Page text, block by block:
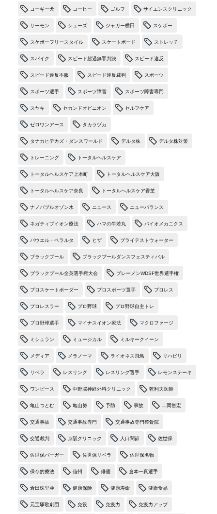
コーギー犬 コーヒー ゴルフ サイエンスクリニック
サーモン シューズ ジャガー横田 スケボー
スケボーフリースタイル スケートボード ストレッチ
スパイク スピード超過無罪判決 スピード違反
スピード違反不服 スピード違反裁判 スポーツ
スポーツ選手 スポーツ障害 スポーツ障害専門
スヤキ セカンドオピニオン セルフケア
ゼロワンアース タカラヅカ
タナカヒデカズ・ダンスワールド デルタ株 デルタ株対策
トレーニング トータルヘルスケア
トータルヘルスケア上本町 トータルヘルスケア大阪
トータルヘルスケア奈良 トータルヘルスケア香芝
ナノバブルオゾン水 ニュース ニューバランス
ネガティブイオン療法 ハマの牛若丸 バイオメカニクス
パウエル・ペラルタ ヒザ ブライテストウォーター
ブラックプール ブラックプールダンスフェスティバル
ブラックプール全英選手権大会 ブレーメンWDSF世界選手権
プロスケートボーダー プロスポーツ選手 プロレス
プロレスラー プロ野球 プロ野球自主トレ
プロ野球選手 マイナスイオン療法 マクロファージ
ミシュラン ミュージカル ミルキークイーン
メディア メラノーマ ライオネス飛鳥 リハビリ
リベラ レスリング レスリング選手 レモンステーキ
ワンピース 中野脳神経外科クリニック 乾利夫医師
亀山つとむ 亀山努 予防 事故 二岡智宏
交通事故 交通事故専門 交通事故専門整骨院
交通裁判 京阪クリニック 人口関節 佐世保
佐世保バーガー 佐世保リベラ 佐世保名物
保存的療法 信州 俳優 倉本一真選手
倉田珠里亜 健康保険 健康寿命 健康食品
元宝塚歌劇団 免役 免疫力 免疫力アップ